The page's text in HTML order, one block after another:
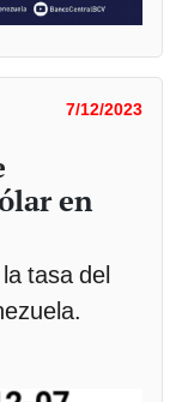
7/12/2023
en
tasa del